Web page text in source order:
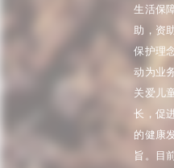
生活保
助，资
保护理
动为业
关爱儿
长，促
的健康
旨。目